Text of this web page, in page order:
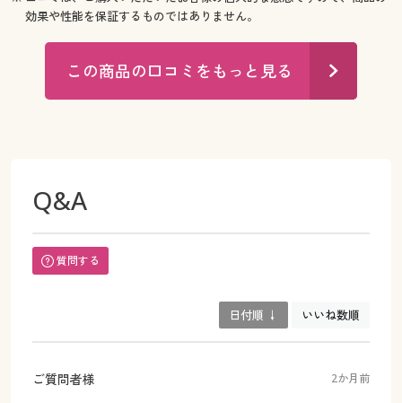
効果や性能を保証するものではありません。
この商品の口コミをもっと見る
Q&A
質問する
日付順 ↓ いいね数順
ご質問者様 2か月前